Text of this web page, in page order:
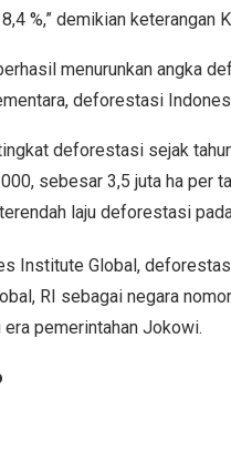
%,” demikian keterangan
menurunkan angka
deforestasi
deforestasi sejak
sebesar 3,5 juta ha per
laju deforestasi
Institute Global,
RI sebagai negara
pemerintahan Jokowi.